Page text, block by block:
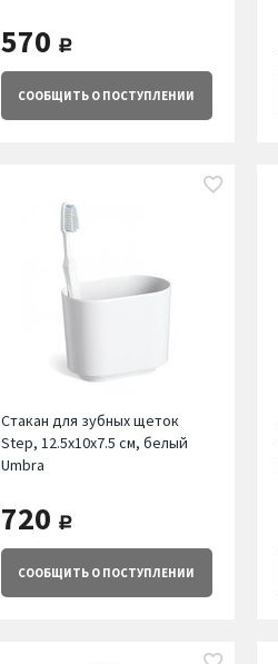
570 руб.
СООБЩИТЬ О ПОСТУПЛЕНИИ
Стакан для зубных щеток
Step, 12.5х10х7.5 см, белый
Umbra
720 руб.
СООБЩИТЬ О ПОСТУПЛЕНИИ